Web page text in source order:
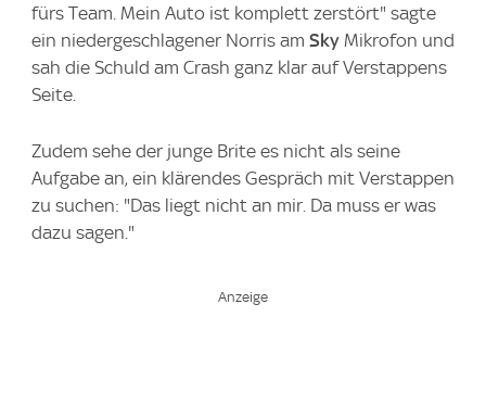
fürs Team. Mein Auto ist komplett zerstört" sagte
ein niedergeschlagener Norris am Sky Mikrofon und
sah die Schuld am Crash ganz klar auf Verstappens
Seite.
Zudem sehe der junge Brite es nicht als seine
Aufgabe an, ein klärendes Gespräch mit Verstappen
zu suchen: "Das liegt nicht an mir. Da muss er was
dazu sagen."